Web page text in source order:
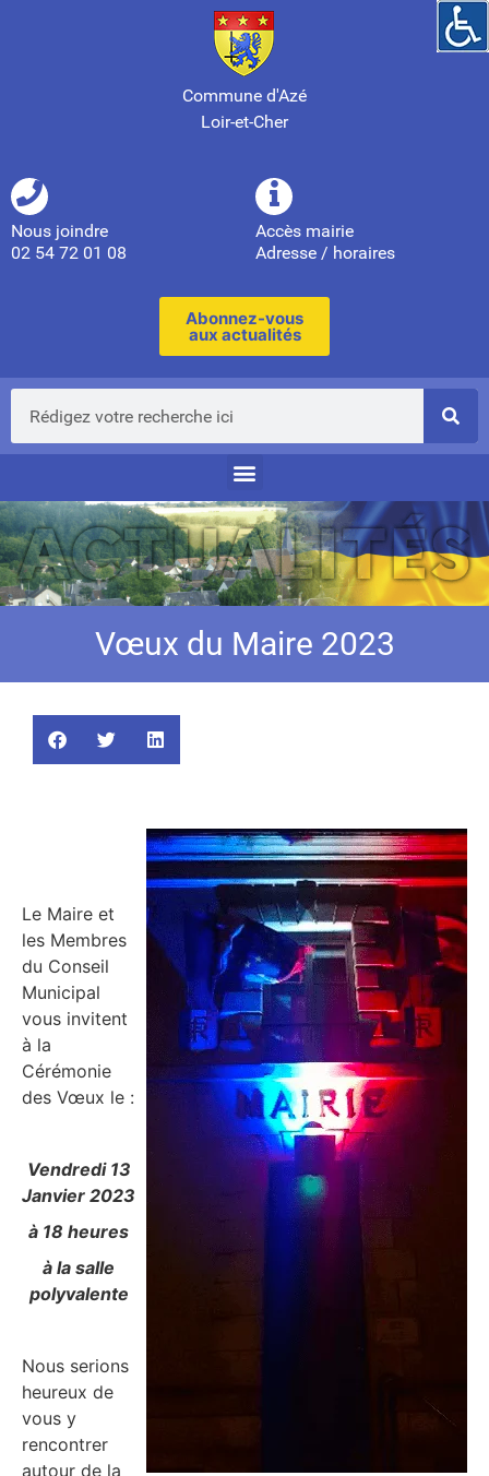
Commune d'Azé
Loir-et-Cher
Nous joindre
02 54 72 01 08
Accès mairie
Adresse / horaires
Abonnez-vous
aux actualités
Vœux du Maire 2023
Le Maire et
les Membres
du Conseil
Municipal
vous invitent
à la
Cérémonie
des Vœux le :
Vendredi 13
Janvier 2023
à 18 heures
à la salle
polyvalente
Nous serions
heureux de
vous y
rencontrer
autour de la